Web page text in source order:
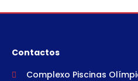
Contactos
Complexo Piscinas